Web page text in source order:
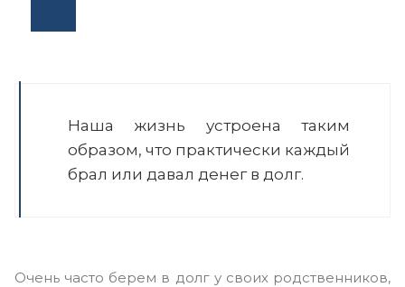
Наша жизнь устроена таким
образом, что практически каждый
брал или давал денег в долг.
Очень часто берем в долг у своих родственников,